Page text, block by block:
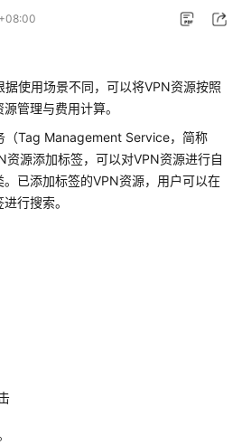
使用场景不同，可以将VPN资源按照
管理与费用计算。
（Tag Management Service，简称
资源添加标签，可以对VPN资源进行自
已添加标签的VPN资源，用户可以在
行搜索。